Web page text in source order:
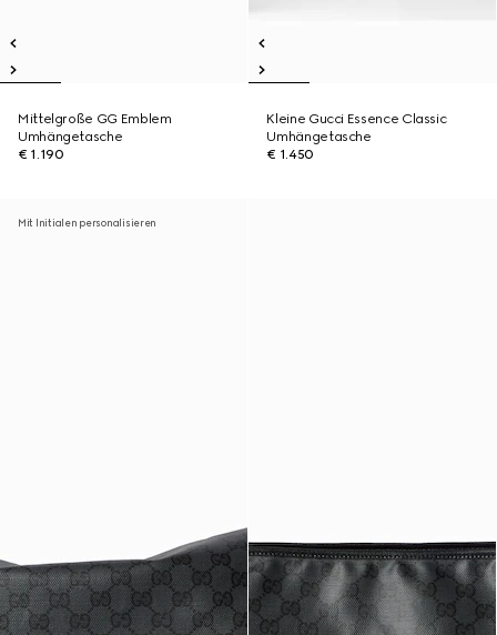
Mittelgroße GG Emblem
Umhängetasche
€ 1.190
Kleine Gucci Essence Classic
Umhängetasche
€ 1.450
Mit Initialen personalisieren